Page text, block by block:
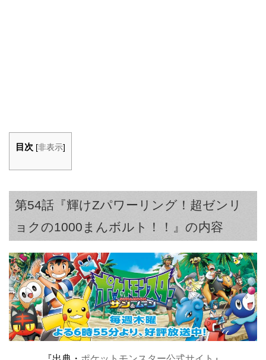
目次 [非表示]
第54話『輝けZパワーリング！超ゼンリ
ョクの1000まんボルト！！』の内容